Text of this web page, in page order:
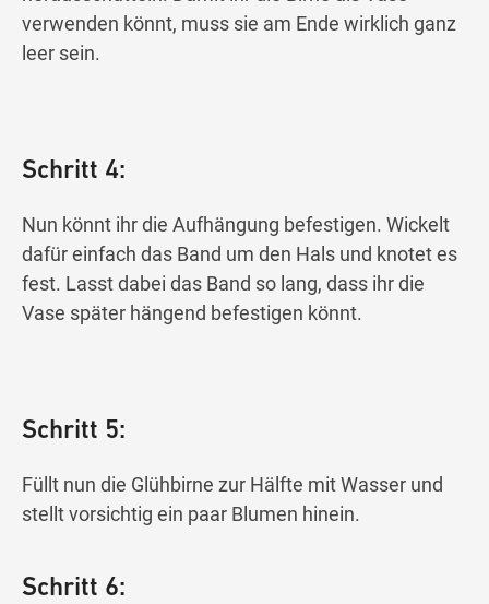
verwenden könnt, muss sie am Ende wirklich ganz
leer sein.
Schritt 4:
Nun könnt ihr die Aufhängung befestigen. Wickelt
dafür einfach das Band um den Hals und knotet es
fest. Lasst dabei das Band so lang, dass ihr die
Vase später hängend befestigen könnt.
Schritt 5:
Füllt nun die Glühbirne zur Hälfte mit Wasser und
stellt vorsichtig ein paar Blumen hinein.
Schritt 6: